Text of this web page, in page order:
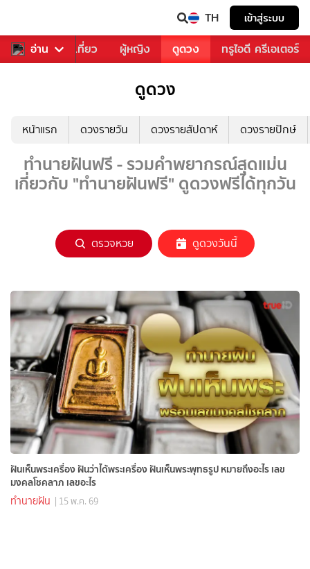
TH เข้าสู่ระบบ
อ่าน
อาหาร ท่องเที่ยว ผู้หญิง ดูดวง ทรูไอดี ครีเอเตอร์
ดูดวง
หน้าแรก ดวงรายวัน ดวงรายสัปดาห์ ดวงรายปักษ์
ทำนายฝันฟรี - รวมคำพยากรณ์สุดแม่น
เกี่ยวกับ "ทำนายฝันฟรี" ดูดวงฟรีได้ทุกวัน
ตรวจหวย ดูดวงวันนี้
ฝันเห็นพระเครื่อง ฝันว่าได้พระเครื่อง ฝันเห็นพระพุทธรูป หมายถึงอะไร เลข
มงคลโชคลาภ เลขอะไร
ทำนายฝัน | 15 พ.ค. 69